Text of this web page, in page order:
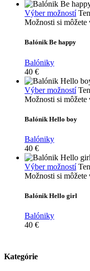
Výber možností
Možnosti si
Balónik Be happy
Balóniky
40 €
Výber možností
Možnosti si
Balónik Hello boy
Balóniky
40 €
Výber možností
Možnosti si
Balónik Hello girl
Balóniky
40 €
Kategórie